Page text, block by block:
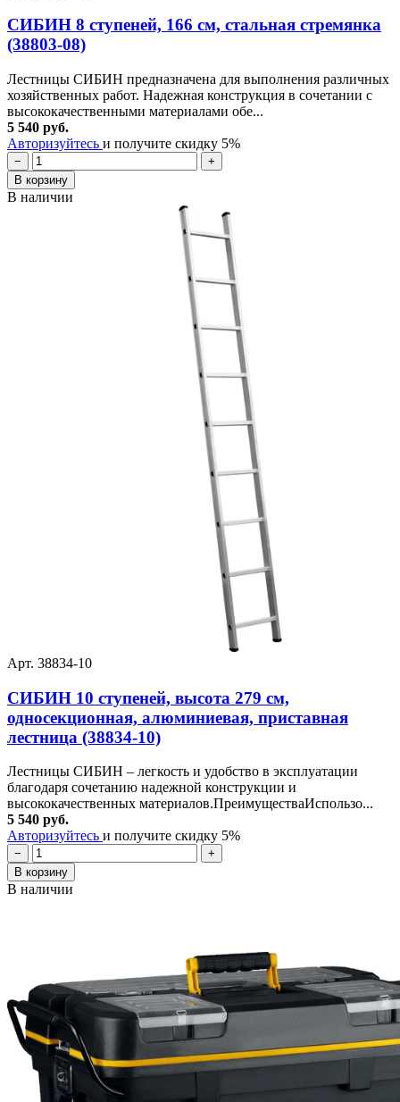
СИБИН 8 ступеней, 166 см, стальная стремянка
(38803-08)
Лестницы СИБИН предназначена для выполнения различных
хозяйственных работ. Надежная конструкция в сочетании с
высококачественными материалами обе...
5 540 руб.
Авторизуйтесь и получите скидку 5%
−
+
В корзину
В наличии
Арт. 38834-10
СИБИН 10 ступеней, высота 279 см,
односекционная, алюминиевая, приставная
лестница (38834-10)
Лестницы СИБИН – легкость и удобство в эксплуатации
благодаря сочетанию надежной конструкции и
высококачественных материалов.ПреимуществаИспользо...
5 540 руб.
Авторизуйтесь и получите скидку 5%
−
+
В корзину
В наличии